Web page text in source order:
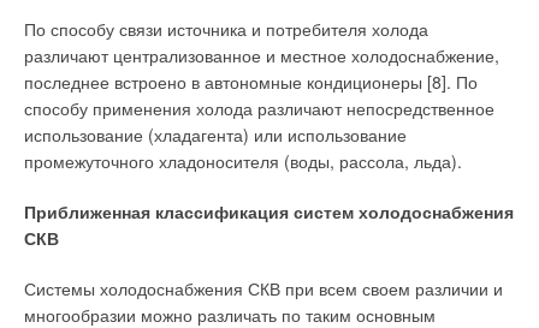
По способу связи источника и потребителя холода
различают централизованное и местное холодоснабжение,
последнее встроено в автономные кондиционеры [8]. По
способу применения холода различают непосредственное
использование (хладагента) или использование
промежуточного хладоносителя (воды, рассола, льда).
Приближенная классификация систем холодоснабжения
СКВ
Системы холодоснабжения СКВ при всем своем различии и
многообразии можно различать по таким основным
ЖУРНАЛ СОК ИЮНЬ 2019
Уведомления отключены
Комментарии